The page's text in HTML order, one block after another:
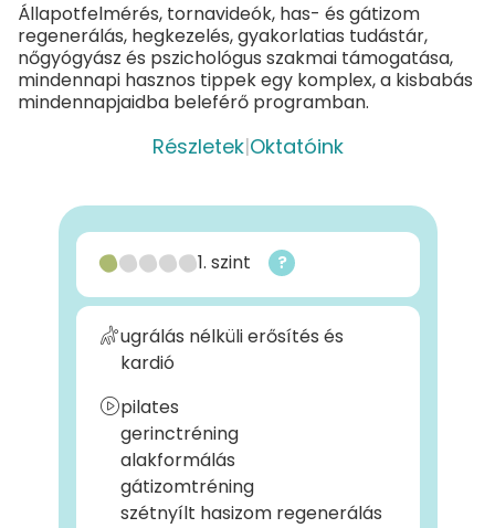
Részletek|Oktatóink
Állapotfelmérés, tornavideók, has- és gátizom
regenerálás, hegkezelés, gyakorlatias tudástár,
nőgyógyász és pszichológus szakmai támogatása,
mindennapi hasznos tippek egy komplex, a kisbabás
mindennapjaidba beleférő programban.
1. szint ?
ugrálás nélküli erősítés és
kardió
pilates
gerinctréning
alakformálás
gátizomtréning
szétnyílt hasizom regenerálás